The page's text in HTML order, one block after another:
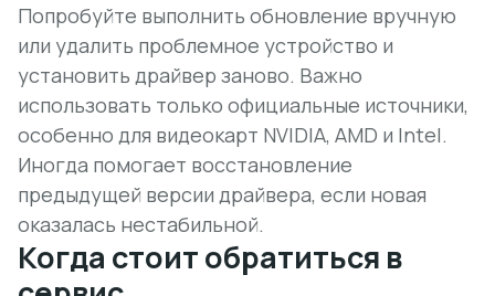
Попробуйте выполнить обновление вручную
или удалить проблемное устройство и
установить драйвер заново. Важно
использовать только официальные источники,
особенно для видеокарт NVIDIA, AMD и Intel.
Иногда помогает восстановление
предыдущей версии драйвера, если новая
оказалась нестабильной.
Когда стоит обратиться в